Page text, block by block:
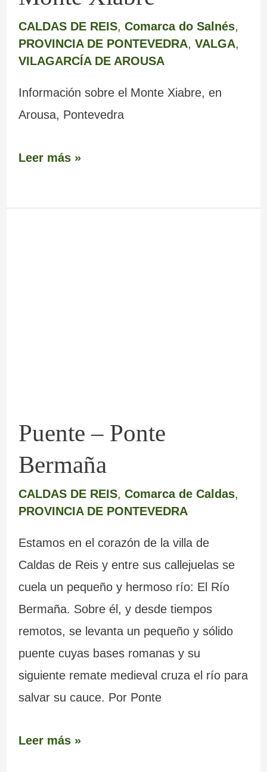
CALDAS DE REIS, Comarca do Salnés,
PROVINCIA DE PONTEVEDRA, VALGA,
VILAGARCÍA DE AROUSA
Información sobre el Monte Xiabre, en
Arousa, Pontevedra
Leer más »
Puente – Ponte
Bermaña
CALDAS DE REIS, Comarca de Caldas,
PROVINCIA DE PONTEVEDRA
Estamos en el corazón de la villa de
Caldas de Reis y entre sus callejuelas se
cuela un pequeño y hermoso río: El Río
Bermaña. Sobre él, y desde tiempos
remotos, se levanta un pequeño y sólido
puente cuyas bases romanas y su
siguiente remate medieval cruza el río para
salvar su cauce. Por Ponte
Leer más »